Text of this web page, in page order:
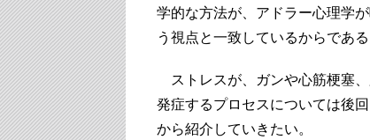
学的な方法が、アドラー心理学
う視点と一致しているからである
ストレスが、ガンや心筋梗塞
発症するプロセスについては後
から紹介していきたい。